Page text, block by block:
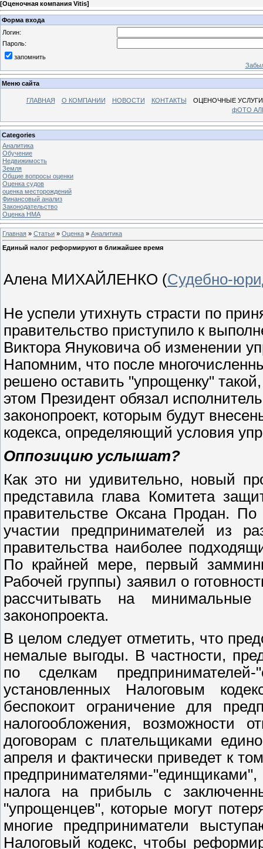
[Оценочная компания Vitis]
Форма входа
Логин:
Пароль:
запомнить
Меню сайта
ГЛАВНАЯ О КОМПАНИИ НОВОСТИ КОНТАКТЫ
ОЦЕНОЧНЫЕ УСЛУГИ
фОТО
Categories
Аналитика
Обучение
Недвижимость
Земля
Общие вопросы оценки
Оценка судов
оценка месторождений
Финансовый анализ
Законодательство
Оценка НМА
Главная » Статьи » Оценка » Аналитика
Единый налог реформируют в ближайшее время
Алена МИХАЙЛЕНКО (Судебно-
Не успели утихнуть страсти по
правительство приступило к
Виктора Януковича об изменении
Напомним, что после
решено оставить "упрощенку"
этом Президент обязал
законопроект, которым будут
кодекса, определяющий условия
Оппозицию услышат?
Как это ни удивительно, новый
представила глава Комитета
правительстве Оксана Продан.
участии предпринимателей из
правительства наиболее
По крайней мере, первый
Рабочей группы) заявил о
рассчитывать на
законопроекта.
В целом следует отметить, что
немалые выгоды. В частности,
по сделкам
установленных Налоговым
беспокоит ограничение для
налогообложения, возможности
договорам с плательщиками
апреля и фактически приведет к
предпринимателями-"единщиками",
налога на прибыль с
"упрощенцев", которые могут
многие предприниматели
Налоговый кодекс, чтобы